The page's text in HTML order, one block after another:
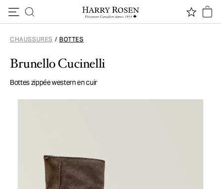
CHAUSSURES / BOTTES
Brunello Cucinelli
Bottes zippée western en cuir